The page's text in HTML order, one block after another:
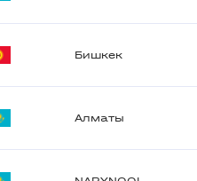
Бишкек
Алматы